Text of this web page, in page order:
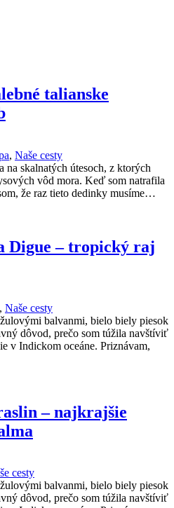
talianske
, Naše cesty
na skalnatých útesoch, z ktorých
vôd mora. Keď som natrafila
že raz tieto dedinky musíme…
Digue – tropický raj
, Naše cesty
balvanmi, bielo biely piesok
dôvod, prečo som túžila navštíviť
v Indickom oceáne. Priznávam,
– najkrajšie
cesty
balvanmi, bielo biely piesok
dôvod, prečo som túžila navštíviť